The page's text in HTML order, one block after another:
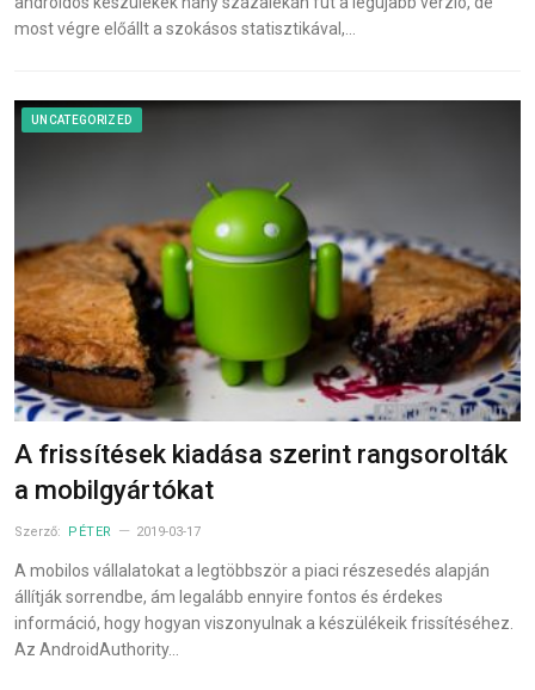
most végre előállt a szokásos statisztikával,…
UNCATEGORIZED
A frissítések kiadása szerint rangsorolták
a mobilgyártókat
Szerző: PÉTER 2019-03-17
A mobilos vállalatokat a legtöbbször a piaci részesedés alapján
állítják sorrendbe, ám legalább ennyire fontos és érdekes
információ, hogy hogyan viszonyulnak a készülékeik frissítéséhez.
Az AndroidAuthority…